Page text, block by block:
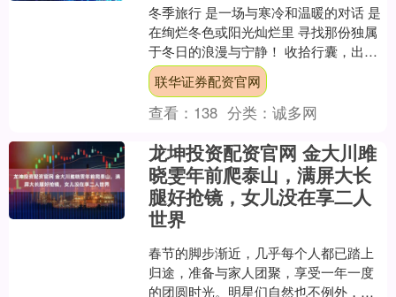
冬季旅行 是一场与寒冷和温暖的对话 是
在绚烂冬色或阳光灿烂里 寻找那份独属
于冬日的浪漫与宁静！ 收拾行囊，出发
吧 嗨游嘉州 4条冬季旅游线路等你来打
卡！ 展开剩....
联华证券配资官网
查看： 138 分类：诚多网
龙坤投资配资官网 金大川雎
晓雯年前爬泰山，满屏大长
腿好抢镜，女儿没在享二人
世界
春节的脚步渐近，几乎每个人都已踏上
归途，准备与家人团聚，享受一年一度
的团圆时光。明星们自然也不例外，趁